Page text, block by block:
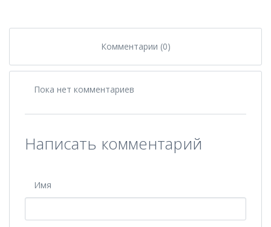
Комментарии (0)
Пока нет комментариев
Написать комментарий
Имя